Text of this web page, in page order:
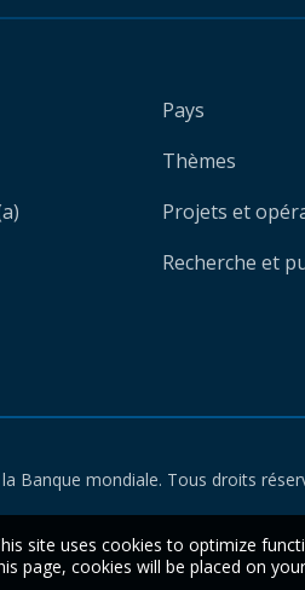
Pays
Thèmes
Projets et
Recherche et
Banque mondiale. Tous droits
site uses cookies to optimize
page, cookies will be placed on